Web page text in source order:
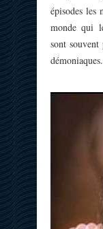
épisodes les
monde qui
sont
démoniaques.